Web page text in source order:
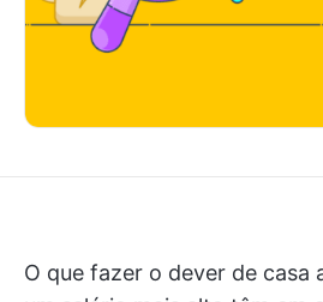
O que fazer o dever de casa